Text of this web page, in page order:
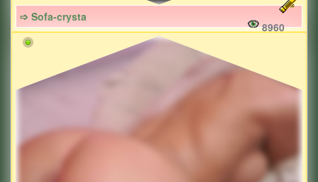
➩ Sofa-crysta
8960